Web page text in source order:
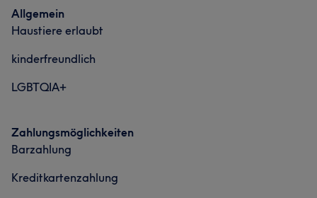
Allgemein
Haustiere erlaubt
kinderfreundlich
LGBTQIA+
Zahlungsmöglichkeiten
Barzahlung
Kreditkartenzahlung